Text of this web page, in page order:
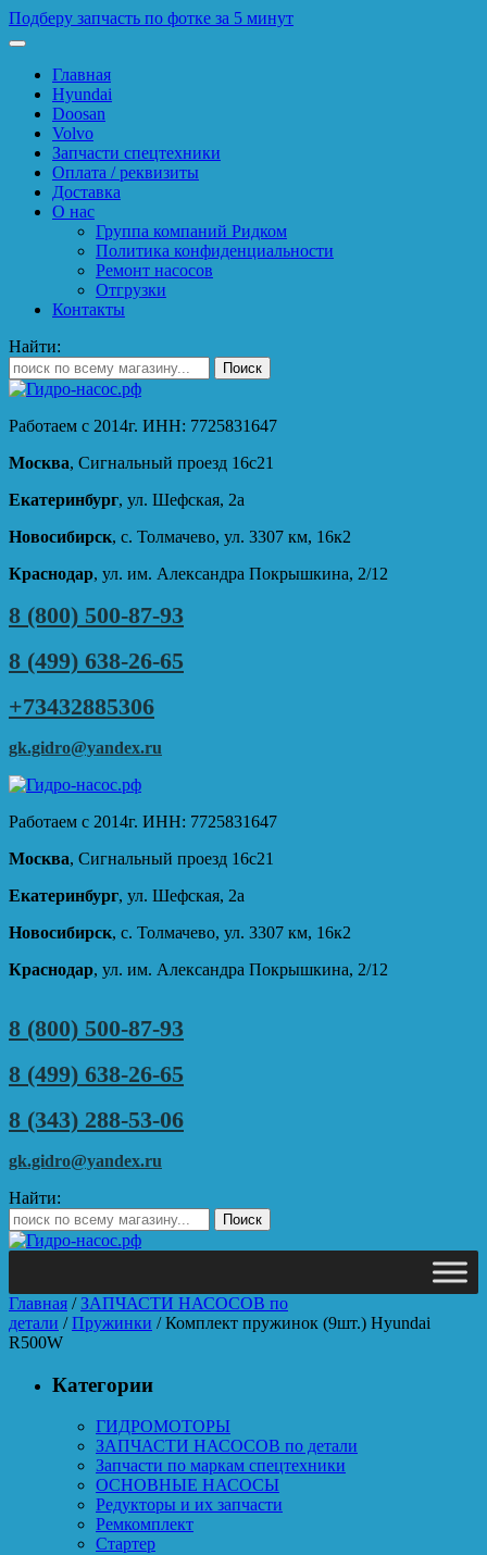
Подберу запчасть по фотке за 5 минут
Главная
Hyundai
Doosan
Volvo
Запчасти спецтехники
Оплата / реквизиты
Доставка
О нас
Группа компаний Ридком
Политика конфиденциальности
Ремонт насосов
Отгрузки
Контакты
Найти:
Работаем с 2014г. ИНН: 7725831647
Москва, Сигнальный проезд 16с21
Екатеринбург, ул. Шефская, 2а
Новосибирск, с. Толмачево, ул. 3307 км, 16к2
Краснодар, ул. им. Александра Покрышкина, 2/12
8 (800) 500-87-93
8 (499) 638-26-65
+73432885306
gk.gidro@yandex.ru
Работаем с 2014г. ИНН: 7725831647
Москва, Сигнальный проезд 16с21
Екатеринбург, ул. Шефская, 2а
Новосибирск, с. Толмачево, ул. 3307 км, 16к2
Краснодар, ул. им. Александра Покрышкина, 2/12
8 (800) 500-87-93
8 (499) 638-26-65
8 (343) 288-53-06
gk.gidro@yandex.ru
Найти:
Главная /ЗАПЧАСТИ НАСОСОВ по
детали /Пружинки / Комплект пружинок (9шт.) Hyundai
R500W
Категории
ГИДРОМОТОРЫ
ЗАПЧАСТИ НАСОСОВ по детали
Запчасти по маркам спецтехники
ОСНОВНЫЕ НАСОСЫ
Редукторы и их запчасти
Ремкомплект
Стартер